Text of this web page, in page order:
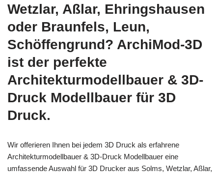
Wetzlar, Aßlar, Ehringshausen
oder Braunfels, Leun,
Schöffengrund? ArchiMod-3D
ist der perfekte
Architekturmodellbauer & 3D-
Druck Modellbauer für 3D
Druck.
Wir offerieren Ihnen bei jedem 3D Druck als erfahrene
Architekturmodellbauer & 3D-Druck Modellbauer eine
umfassende Auswahl für 3D Drucker aus Solms, Wetzlar, Aßlar,